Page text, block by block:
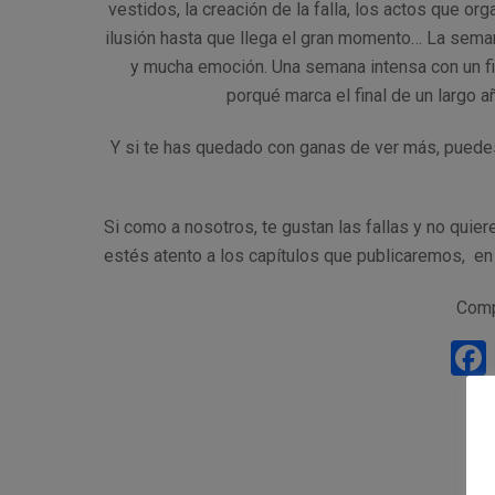
vestidos, la creación de la falla, los actos que
ilusión hasta que llega el gran momento… La
y mucha emoción. Una semana intensa con
porqué marca el final de un largo
Y si te has quedado con ganas de ver más,
Si como a nosotros, te gustan las fallas y no
estés atento a los capítulos que publicaremos,